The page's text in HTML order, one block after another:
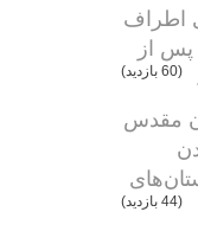
اطراف
از
(60 بازدید)
مقدس
(44 بازدید)